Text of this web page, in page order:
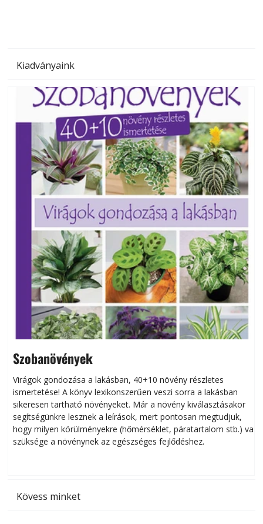
Kiadványaink
Szobanövények
Virágok gondozása a lakásban, 40+10 növény részletes
ismertetése! A könyv lexikonszerűen veszi sorra a lakásban
sikeresen tart­ha­tó növényeket. Már a növény kiválasztásakor
segítségünkre lesznek a leírások, mert pontosan megtudjuk,
hogy milyen körülményekre (hőmérséklet, páratartalom stb.) van
szüksége a növénynek az egészséges fejlődéshez.
Kövess minket